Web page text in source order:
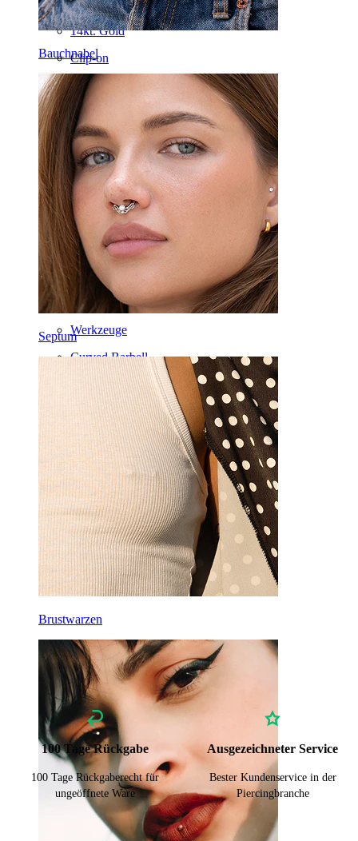
Bauchnabel
Septum
Brustwarzen
Septum
14kt. Gold
Clip-on
Labret
Zunge
Nase
Tragus
Barbell
Rook
Daith
Hufeisen
Ring
Werkzeuge
Curved Barbell
Titan
100 Tage Rückgabe
100 Tage Rückgaberecht für
ungeöffnete Ware
Ausgezeichneter Service
Bester Kundenservice in der
Piercingbranche